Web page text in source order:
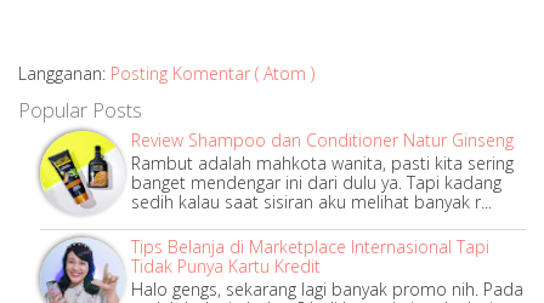
Langganan: Posting Komentar ( Atom )
Popular Posts
Review Shampoo dan Conditioner Natur Ginseng
Rambut adalah mahkota wanita, pasti kita sering
banget mendengar ini dari dulu ya. Tapi kadang
sedih kalau saat sisiran aku melihat banyak r...
Tips Belanja di Marketplace Internasional Tapi
Tidak Punya Kartu Kredit
Halo gengs, sekarang lagi banyak promo nih. Pada